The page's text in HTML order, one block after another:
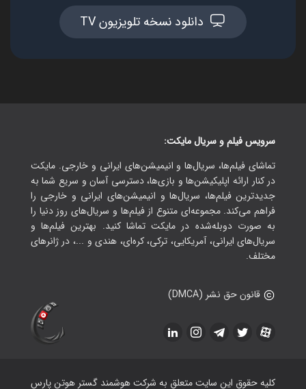
دانلود نسخه تلویزیون TV
سرویس فیلم و سریال مایکت:
تماشای فیلم‌ها، سریال‌ها و انیمیشن‌های ایرانی و خارجی. مایکت
در کنار ارائه اپلیکیشن‌ها و بازی‌ها، دسترسی آسان و سریع شما به
جدیدترین فیلم‌ها، سریال‌ها و انیمیشن‌های ایرانی و خارجی را
فراهم می‌کند. مجموعه‌ای متنوع از فیلم‌ها و سریال‌های روز دنیا را
به صورت دوبله‌شده در مایکت تماشا کنید. بهترین فیلم‌ها و
سریال‌های ایرانی، آمریکایی، ترکی، کره‌ای، هندی و ...، در ژانرهای
مختلف.
قانون حق نشر (DMCA)
کلیه حقوق این سایت متعلق به شرکت هوشمند گستر هوتن پارس